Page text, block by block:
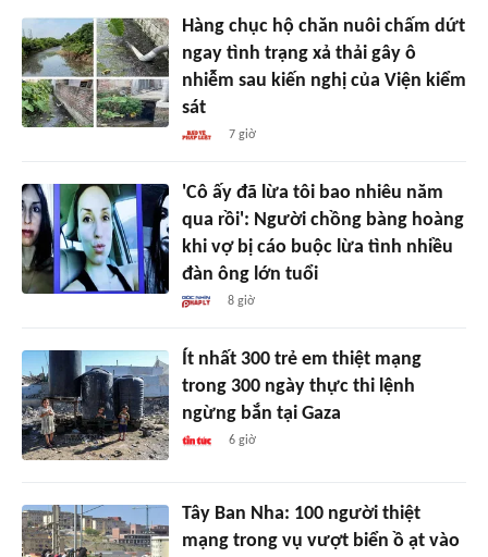
Hàng chục hộ chăn nuôi chấm dứt
ngay tình trạng xả thải gây ô
nhiễm sau kiến nghị của Viện kiểm
sát
7 giờ
'Cô ấy đã lừa tôi bao nhiêu năm
qua rồi': Người chồng bàng hoàng
khi vợ bị cáo buộc lừa tình nhiều
đàn ông lớn tuổi
8 giờ
Ít nhất 300 trẻ em thiệt mạng
trong 300 ngày thực thi lệnh
ngừng bắn tại Gaza
6 giờ
Tây Ban Nha: 100 người thiệt
mạng trong vụ vượt biển ồ ạt vào